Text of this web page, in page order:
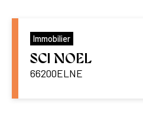
Immobilier
SCI NOEL
66200ELNE